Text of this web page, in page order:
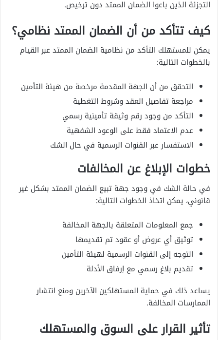
التجزئة الذين باعوا الضمان الممتد دون ترخيص.
كيف تتأكد من أن الضمان الممتد نظامي؟
يمكن للمستهلك التأكد من نظامية الضمان الممتد عبر القيام
بالخطوات التالية:
التحقق من أن الجهة المقدمة مرخصة من هيئة التأمين
مراجعة تفاصيل العقد وشروط التغطية
التأكد من وجود رقم وثيقة تأمينية رسمي
عدم الاعتماد فقط على الوعود الشفهية
الاستفسار عبر القنوات الرسمية في حال الشك
خطوات الإبلاغ عن المخالفات
في حالة الشك في وجود جهة تبيع الضمان الممتد بشكل غير
قانوني، يمكن اتخاذ الخطوات التالية:
جمع المعلومات المتعلقة بالجهة المخالفة
توثيق أي عروض أو عقود تم تقديمها
التوجه إلى القنوات الرسمية لهيئة التأمين
تقديم بلاغ رسمي مع إرفاق الأدلة
يساعد ذلك في حماية المستهلكين الآخرين ومنع انتشار
الممارسات المخالفة.
تأثير القرار على السوق والمستهلك